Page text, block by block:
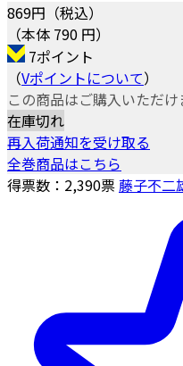
869円（税込）
（本体 790 円）
7ポイント
（Vポイントについて）
この商品はご購入いただけ
在庫切れ
再入荷通知を受け取る
全巻商品はこちら
得票数： 2,390票藤子不二